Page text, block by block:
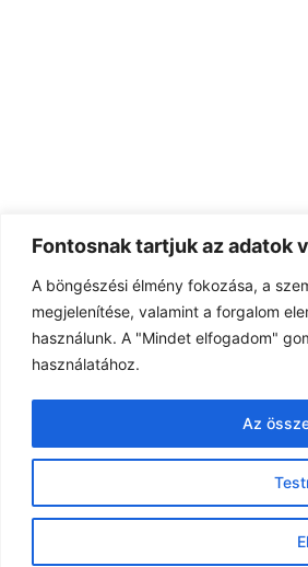
Fontosnak tartjuk az adatok
A böngészési élmény fokozása, a
megjelenítése, valamint a forgalom
használunk. A "Mindet elfogadom"
használatához.
Az